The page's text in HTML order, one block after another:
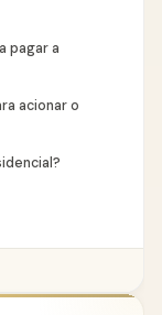
pagar a
acionar o